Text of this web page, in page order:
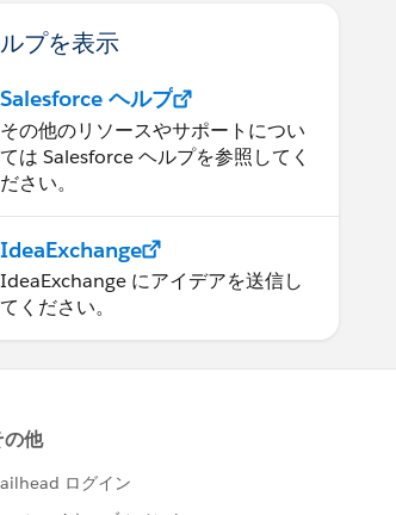
プを表示
Salesforce ヘルプ
その他のリソースやサポートについ
ては Salesforce ヘルプを参照してく
ださい。
IdeaExchange
IdeaExchange にアイデアを送信し
てください。